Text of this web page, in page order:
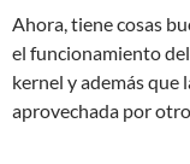
Ahora, tiene cosas
el funcionamiento
kernel y además que
aprovechada por